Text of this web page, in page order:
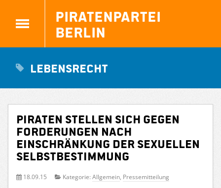
Piratenpartei
Berlin
Lebensrecht
Piraten stellen sich gegen
Forderungen nach
Einschränkung der sexuellen
Selbstbestimmung
18.09.15 Kategorie: Allgemein, Pressemitteilung